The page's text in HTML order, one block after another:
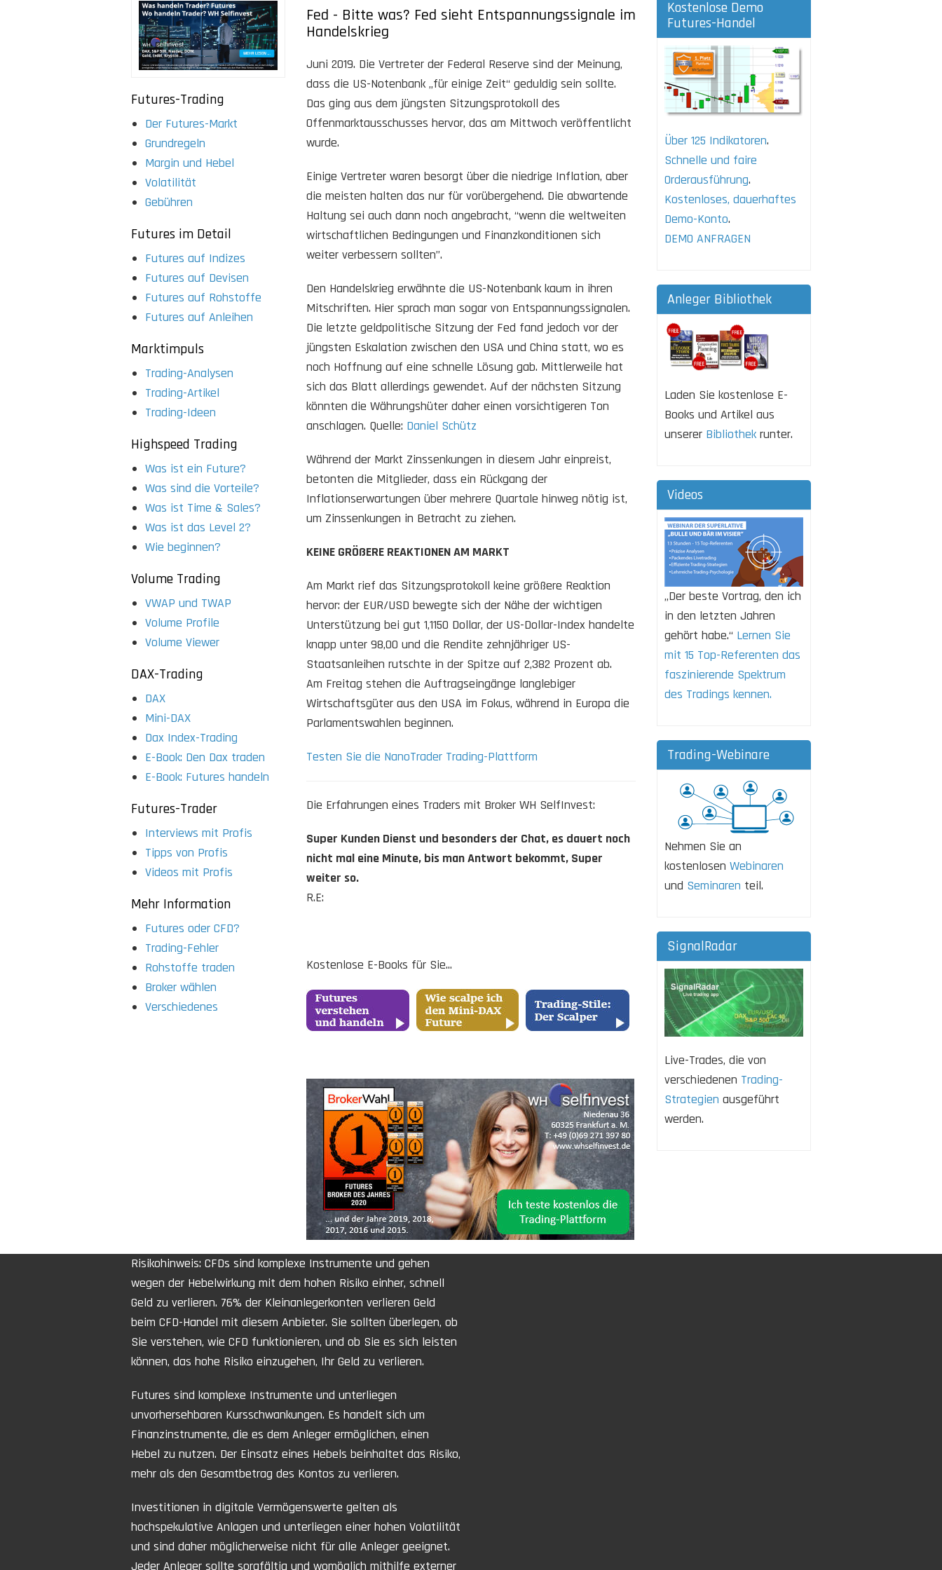
Futures-Trading
Der Futures-Markt
Grundregeln
Margin und Hebel
Volatilität
Gebühren
Futures im Detail
Futures auf Indizes
Futures auf Devisen
Futures auf Rohstoffe
Futures auf Anleihen
Marktimpuls
Trading-Analysen
Trading-Artikel
Trading-Ideen
Highspeed Trading
Was ist ein Future?
Was sind die Vorteile?
Was ist Time & Sales?
Was ist das Level 2?
Wie beginnen?
Volume Trading
VWAP und TWAP
Volume Profile
Volume Viewer
DAX-Trading
DAX
Mini-DAX
Dax Index-Trading
E-Book: Den Dax traden
E-Book: Futures handeln
Futures-Trader
Interviews mit Profis
Tipps von Profis
Videos mit Profis
Mehr Information
Futures oder CFD?
Trading-Fehler
Rohstoffe traden
Broker wählen
Verschiedenes
Fed - Bitte was? Fed sieht Entspannungssignale im
Handelskrieg
Juni 2019. Die Vertreter der Federal Reserve sind der Meinung,
dass die US-Notenbank „für einige Zeit“ geduldig sein sollte.
Das ging aus dem jüngsten Sitzungsprotokoll des
Offenmarktausschusses hervor, das am Mittwoch veröffentlicht
wurde.
Einige Vertreter waren besorgt über die niedrige Inflation, aber
die meisten halten das nur für vorübergehend. Die abwartende
Haltung sei auch dann noch angebracht, “wenn die weltweiten
wirtschaftlichen Bedingungen und Finanzkonditionen sich
weiter verbessern sollten”.
Den Handelskrieg erwähnte die US-Notenbank kaum in ihren
Mitschriften. Hier sprach man sogar von Entspannungssignalen.
Die letzte geldpolitische Sitzung der Fed fand jedoch vor der
jüngsten Eskalation zwischen den USA und China statt, wo es
noch Hoffnung auf eine schnelle Lösung gab. Mittlerweile hat
sich das Blatt allerdings gewendet. Auf der nächsten Sitzung
könnten die Währungshüter daher einen vorsichtigeren Ton
anschlagen. Quelle: Daniel Schütz
Während der Markt Zinssenkungen in diesem Jahr einpreist,
betonten die Mitglieder, dass ein Rückgang der
Inflationserwartungen über mehrere Quartale hinweg nötig ist,
um Zinssenkungen in Betracht zu ziehen.
KEINE GRÖßERE REAKTIONEN AM MARKT
Am Markt rief das Sitzungsprotokoll keine größere Reaktion
hervor: der EUR/USD bewegte sich der Nähe der wichtigen
Unterstützung bei gut 1,1150 Dollar, der US-Dollar-Index handelte
knapp unter 98,00 und die Rendite zehnjähriger US-
Staatsanleihen rutschte in der Spitze auf 2,382 Prozent ab.
Am Freitag stehen die Auftragseingänge langlebiger
Wirtschaftsgüter aus den USA im Fokus, während in Europa die
Parlamentswahlen beginnen.
Testen Sie die NanoTrader Trading-Plattform
Die Erfahrungen eines Traders mit Broker WH SelfInvest:
Super Kunden Dienst und besonders der Chat, es dauert noch
nicht mal eine Minute, bis man Antwort bekommt, Super
weiter so.
R.E:
Kostenlose E-Books für Sie...
Kostenlose Demo
Futures-Handel
Über 125 Indikatoren.
Schnelle und faire
Orderausführung.
Kostenloses, dauerhaftes
Demo-Konto.
DEMO ANFRAGEN
Anleger Bibliothek
Laden Sie kostenlose E-
Books und Artikel aus
unserer Bibliothekrunter.
Videos
„Der beste Vortrag, den ich
in den letzten Jahren
gehört habe.“ Lernen Sie
mit 15 Top-Referenten das
faszinierende Spektrum
des Tradings kennen.
Trading-Webinare
Nehmen Sie an
kostenlosen Webinaren
und Seminaren teil.
SignalRadar
Live-Trades, die von
verschiedenen Trading-
Strategien ausgeführt
werden.
Risikohinweis: CFDs sind komplexe Instrumente und gehen
wegen der Hebelwirkung mit dem hohen Risiko einher, schnell
Geld zu verlieren. 76% der Kleinanlegerkonten verlieren Geld
beim CFD-Handel mit diesem Anbieter. Sie sollten überlegen, ob
Sie verstehen, wie CFD funktionieren, und ob Sie es sich leisten
können, das hohe Risiko einzugehen, Ihr Geld zu verlieren.
Futures sind komplexe Instrumente und unterliegen
unvorhersehbaren Kursschwankungen. Es handelt sich um
Finanzinstrumente, die es dem Anleger ermöglichen, einen
Hebel zu nutzen. Der Einsatz eines Hebels beinhaltet das Risiko,
mehr als den Gesamtbetrag des Kontos zu verlieren.
Investitionen in digitale Vermögenswerte gelten als
hochspekulative Anlagen und unterliegen einer hohen Volatilität
und sind daher möglicherweise nicht für alle Anleger geeignet.
Jeder Anleger sollte sorgfältig und womöglich mithilfe externer